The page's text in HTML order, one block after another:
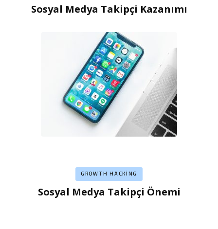
Sosyal Medya Takipçi Kazanımı
GROWTH HACKING
Sosyal Medya Takipçi Önemi